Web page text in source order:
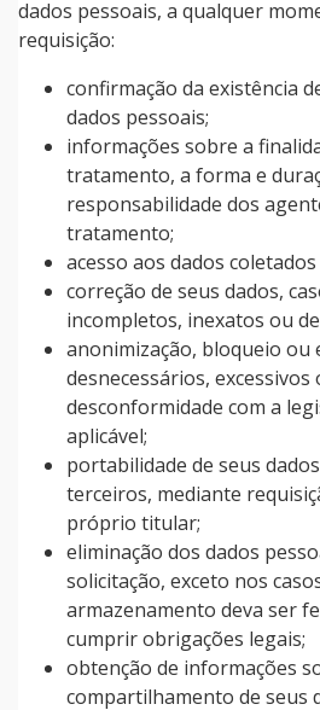
dados pessoais, a qualquer
requisição:
confirmação da existência
dados pessoais;
informações sobre a
tratamento, a forma e
responsabilidade dos
tratamento;
acesso aos dados
correção de seus dados,
incompletos, inexatos ou
anonimização, bloqueio ou
desnecessários,
desconformidade com a
aplicável;
portabilidade de seus
terceiros, mediante
próprio titular;
eliminação dos dados
solicitação, exceto nos
armazenamento deva ser
cumprir obrigações legais;
obtenção de informações
compartilhamento de seus